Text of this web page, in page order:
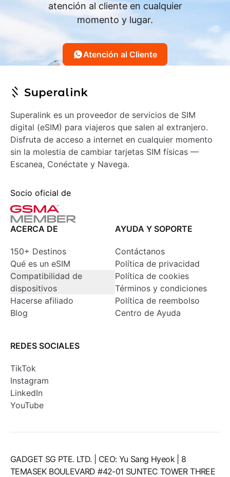
atención al cliente en cualquier
momento y lugar.
Atención al Cliente
Superalink es un proveedor de servicios de SIM
digital (eSIM) para viajeros que salen al extranjero.
Disfruta de acceso a internet en cualquier momento
sin la molestia de cambiar tarjetas SIM físicas —
Escanea, Conéctate y Navega.
Socio oficial de
ACERCA DE
150+ Destinos
Qué es un eSIM
Compatibilidad de
dispositivos
Hacerse afiliado
Blog
AYUDA Y SOPORTE
Contáctanos
Política de privacidad
Política de cookies
Términos y condiciones
Política de reembolso
Centro de Ayuda
REDES SOCIALES
TikTok
Instagram
LinkedIn
YouTube
GADGET SG PTE. LTD. | CEO: Yu Sang Hyeok | 8
TEMASEK BOULEVARD #42-01 SUNTEC TOWER THREE